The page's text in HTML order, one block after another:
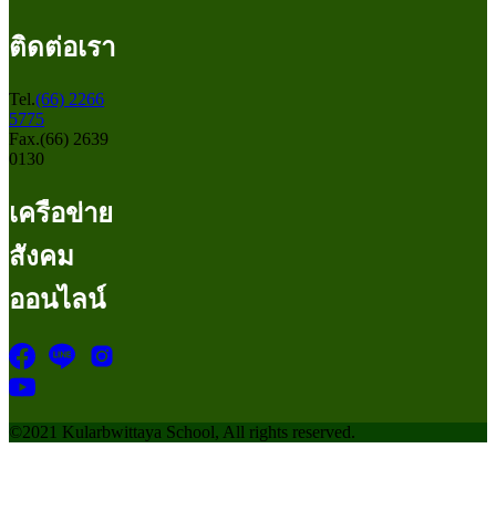
ติดต่อเรา
Tel.(66) 2266
5775
Fax.(66) 2639
0130
เครือข่าย
สังคม
ออนไลน์
©2021 Kularbwittaya School, All rights reserved.